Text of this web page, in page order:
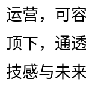
运营，可
顶下，通
技感与未来